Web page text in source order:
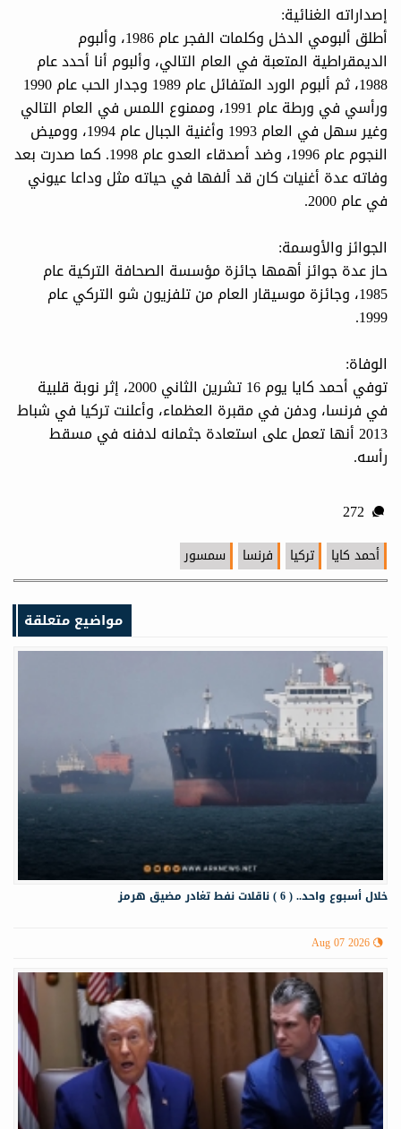
إصداراته الغنائية:
أطلق ألبومي الدخل وكلمات الفجر عام 1986، وألبوم
الديمقراطية المتعبة في العام التالي، وألبوم أنا أحدد عام
1988، ثم ألبوم الورد المتفائل عام 1989 وجدار الحب عام 1990
ورأسي في ورطة عام 1991، وممنوع اللمس في العام التالي
وغير سهل في العام 1993 وأغنية الجبال عام 1994، ووميض
النجوم عام 1996، وضد أصدقاء العدو عام 1998. كما صدرت بعد
وفاته عدة أغنيات كان قد ألفها في حياته مثل وداعا عيوني
في عام 2000.
الجوائز والأوسمة:
حاز عدة جوائز أهمها جائزة مؤسسة الصحافة التركية عام
1985، وجائزة موسيقار العام من تلفزيون شو التركي عام
1999.
الوفاة:
توفي أحمد كايا يوم 16 تشرين الثاني 2000، إثر نوبة قلبية
في فرنسا، ودفن في مقبرة العظماء، وأعلنت تركيا في شباط
2013 أنها تعمل على استعادة جثمانه لدفنه في مسقط
رأسه.
أحمد كايا تركيا فرنسا سمسور
مواضيع متعلقة
خلال أسبوع واحد.. ( 6 ) ناقلات نفط تغادر مضيق هرمز
Aug 07 2026